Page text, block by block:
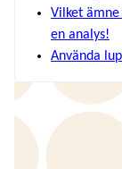
Vilket
en analys!
Använda